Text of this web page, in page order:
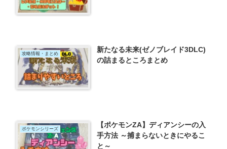
攻略情報・まとめ
新たなる未来(ゼノブレイド3DLC)
の詰まるところまとめ
ポケモンシリーズ
【ポケモンZA】ディアンシーの入
手方法 ～捕まらないときにやるこ
と～